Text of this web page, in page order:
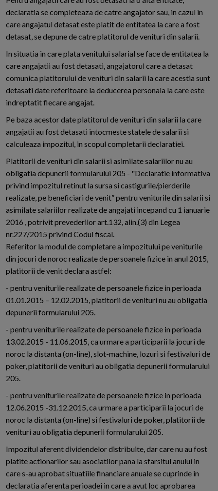
declaratia se completeaza de catre angajator sau, in cazul in
care angajatul detasat este platit de entitatea la care a fost
detasat, se depune de catre platitorul de venituri din salarii.
In situatia in care plata venitului salarial se face de entitatea la
care angajatii au fost detasati, angajatorul care a detasat
comunica platitorului de venituri din salarii la care acestia sunt
detasati date referitoare la deducerea personala la care este
indreptatit fiecare angajat.
Pe baza acestor date platitorul de venituri din salarii la care
angajatii au fost detasati intocmeste statele de salarii si
calculeaza impozitul, in scopul completarii declaratiei.
Platitorii de venituri din salarii si asimilate salariilor nu au
obligatia depunerii formularului 205 - "Declaratie informativa
privind impozitul retinut la sursa si castigurile/pierderile
realizate, pe beneficiari de venit” pentru veniturile din salarii si
asimilate salariilor realizate de angajati incepand cu 1 ianuarie
2016 , potrivit prevederilor art.132, alin.(3) din Legea
nr.227/2015 privind Codul fiscal.
Referitor la modul de completare a impozitului pe veniturile
din jocuri de noroc realizate de persoanele fizice in anul 2015,
platitorii de venit declara astfel:
- pentru veniturile realizate de persoanele fizice in perioada
01.01.2015 – 12.02.2015, platitorii de venituri nu au obligatia
depunerii formularului 205.
- pentru veniturile realizate de persoanele fizice in perioada
13.02.2015 - 11.06.2015, ca urmare a participarii la jocuri de
noroc la distanta (on-line), slot-machine, lozuri si festivaluri de
poker, platitorii de venituri au obligatia depunerii formularului
205.
- pentru veniturile realizate de persoanele fizice in perioada
12.06.2015 -31.12.2015, ca urmare a participarii la jocuri de
noroc la distanta (on-line) si festivaluri de poker, platitorii de
venituri au obligatia depunerii formularului 205.
Impozitul aferent dividendelor distribuite, dar care nu au fost
platite actionarilor sau asociatilor pana la sfarsitul anului in
care s-au aprobat situatiile financiare anuale se cuprinde in
declaratia aferenta perioadei in care a avut loc aprobarea